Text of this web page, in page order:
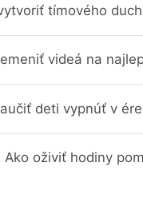
tímového
videá na
deti vypnúť v
Ako oživiť hodiny